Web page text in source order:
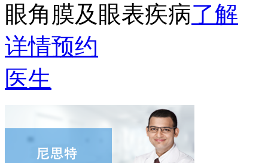
眼角膜及眼表疾病了解
详情预约
医生